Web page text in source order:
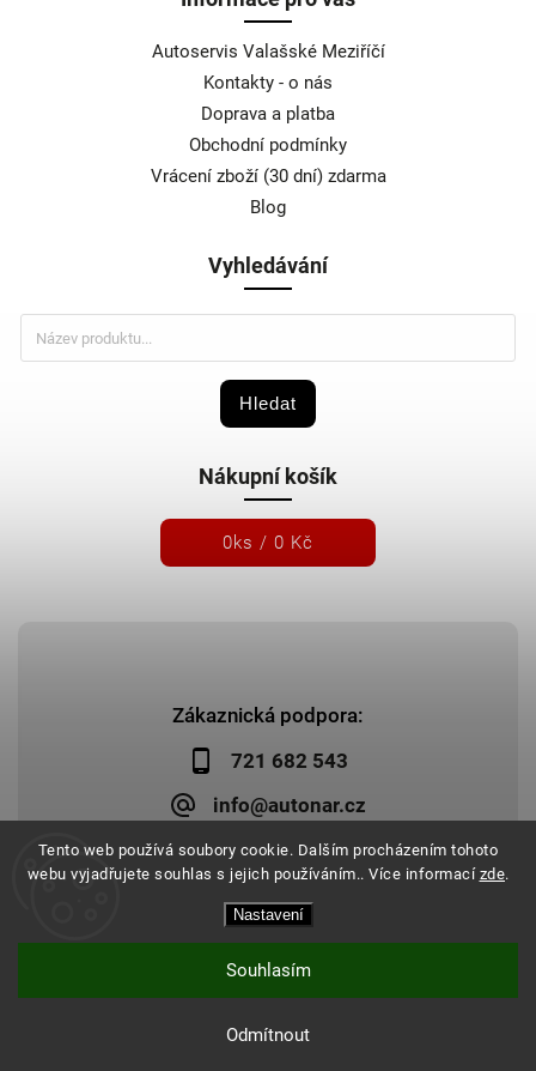
Tento web používá soubory cookie. Dalším procházením tohoto
webu vyjadřujete souhlas s jejich používáním.. Více informací zde.
Nastavení
Odmítnout
Souhlasím
Zákaznická podpora:
721 682 543
info@autonar.cz
Autoservis Valašské Meziříčí
Kontakty - o nás
Doprava a platba
Obchodní podmínky
Vrácení zboží (30 dní) zdarma
Blog
Vyhledávání
Hledat
Nákupní košík
0ks / 0 Kč
Autonar.cz. Všechna práva vyhrazena.
| Design Shoptak.cz